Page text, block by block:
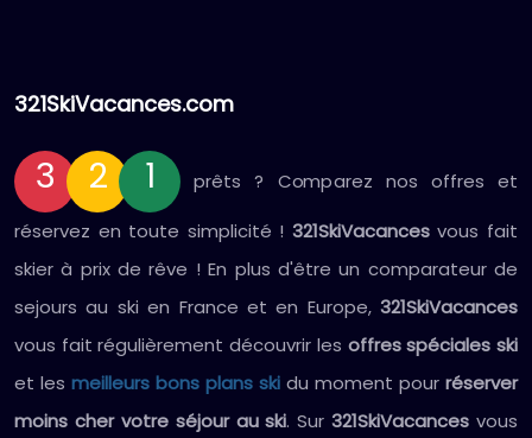
321SkiVacances.com
3 2 1
prêts ? Comparez nos offres et
réservez en toute simplicité ! 321SkiVacancesvous fait
skier à prix de rêve ! En plus d'être un comparateur de
sejours au ski en France et en Europe, 321SkiVacances
vous fait régulièrement découvrir les offres spéciales ski
et les meilleurs bons plans ski du moment pour réserver
moins cher votre séjour au ski. Sur321SkiVacances vous